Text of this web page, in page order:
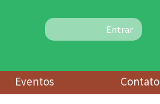
Entrar
Eventos Contato